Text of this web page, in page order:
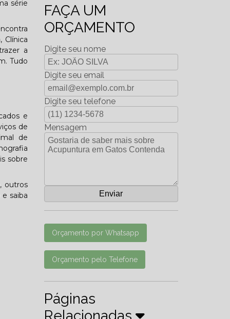
série
Clínica
a
Tudo
e
de
de
sobre
outros
saiba
FAÇA UM
ORÇAMENTO
Digite seu nome
Digite seu email
Digite seu telefone
Mensagem
Orçamento por Whatsapp
Orçamento pelo Telefone
Páginas